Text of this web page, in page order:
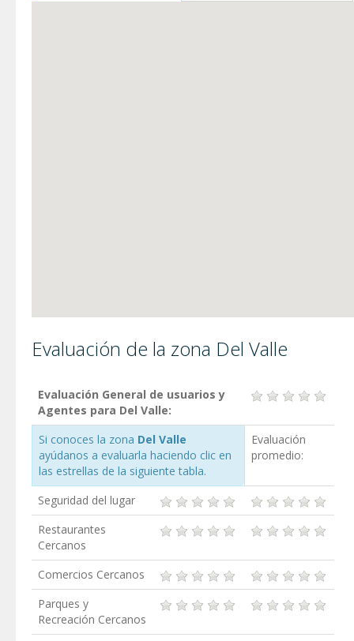
Evaluación de la zona Del Valle
Evaluación General de usuarios y
Agentes para Del Valle:
Si conoces la zona Del Valle
ayúdanos a evaluarla haciendo clic en
las estrellas de la siguiente tabla.
Evaluación
promedio:
Seguridad del lugar
Restaurantes
Cercanos
Comercios Cercanos
Parques y
Recreación Cercanos